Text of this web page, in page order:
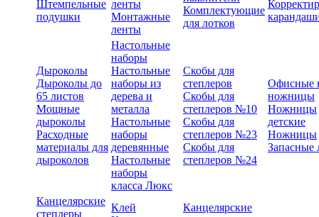
Штемпельные
подушки
ленты
Монтажные
ленты
Комплектующие
для лотков
Дыроколы
Дыроколы до
65 листов
Мощные
дыроколы
Расходные
материалы для
дыроколов
Настольные
наборы
Настольные
наборы из
дерева и
металла
Настольные
наборы
деревянные
Настольные
наборы
класса Люкс
Скобы для
степлеров
Скобы для
степлеров №10
Скобы для
степлеров №23
Скобы для
степлеров №24
Офисные
ножницы
Ножницы
детские
Ножницы
Запасные
Канцелярские
степлеры
Клей
Канцелярские